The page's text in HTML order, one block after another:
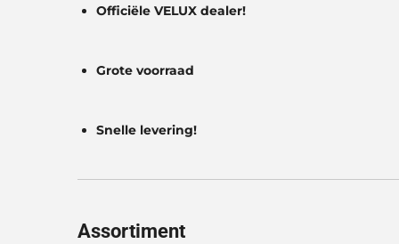
Officiële VELUX dealer!
Grote voorraad
Snelle levering!
Assortiment